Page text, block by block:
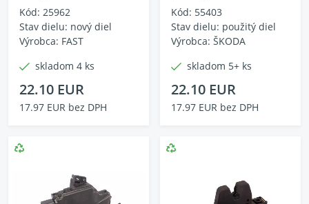
Kód: 25962
Stav dielu: nový diel
Výrobca: FAST
skladom 4 ks
22.10 EUR
17.97 EUR bez DPH
Kód: 55403
Stav dielu: použitý diel
Výrobca: ŠKODA
skladom 5+ ks
22.10 EUR
17.97 EUR bez DPH